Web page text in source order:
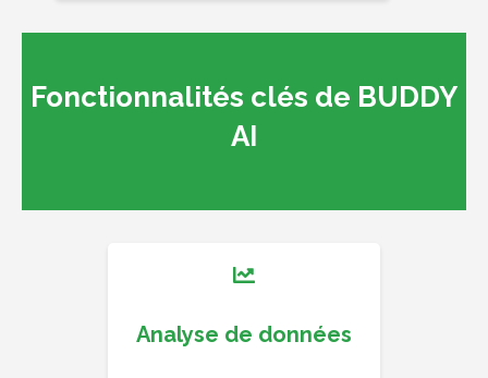
Fonctionnalités clés de BUDDY
AI
Analyse de données